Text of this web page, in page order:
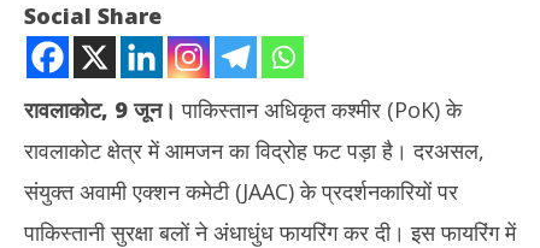
Social Share
रावलाकोट, 9 जून। पाकिस्तान अधिकृत कश्मीर (PoK) के
रावलाकोट क्षेत्र में आमजन का विद्रोह फट पड़ा है। दरअसल,
संयुक्त अवामी एक्शन कमेटी (JAAC) के प्रदर्शनकारियों पर
पाकिस्तानी सुरक्षा बलों ने अंधाधुंध फायरिंग कर दी। इस फायरिंग में